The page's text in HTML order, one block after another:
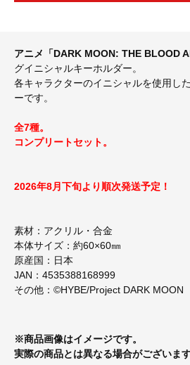
アニメ「DARK MOON: THE BLOOD
グイニシャルキーホルダー。
各キャラクターのイニシャルを使用し
ーです。
全7種。
コンプリートセット。
2026年8月下旬より順次発送予定！
素材：アクリル・合金
本体サイズ：約60×60㎜
原産国：日本
JAN：4535388168999
その他：©HYBE/Project DARK MOON
※商品画像はイメージです。
実際の商品とは異なる場合がございます